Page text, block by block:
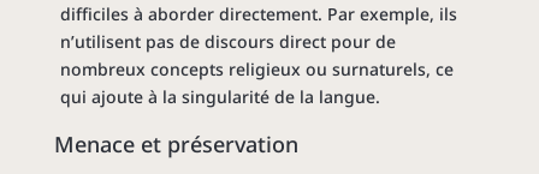
difficiles à aborder directement. Par exemple, ils
n’utilisent pas de discours direct pour de
nombreux concepts religieux ou surnaturels, ce
qui ajoute à la singularité de la langue.
Menace et préservation